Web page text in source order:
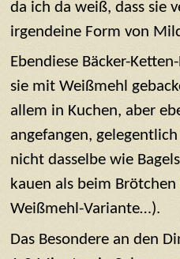
da ich da weiß, dass sie
irgendeine Form von
Ebendiese Bäcker-
sie mit Weißmehl
allem in Kuchen, aber
angefangen,
nicht dasselbe wie
kauen als beim
Weißmehl-Variante…).
Das Besondere an den